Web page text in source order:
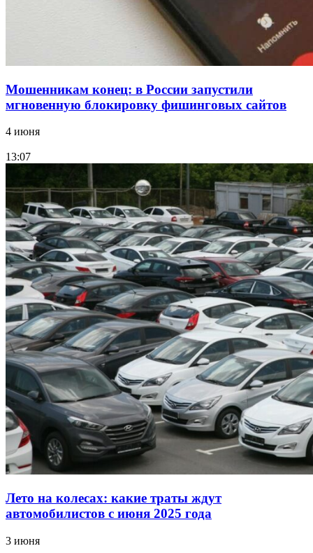
Мошенникам конец: в России запустили
мгновенную блокировку фишинговых сайтов
4 июня
13:07
Лето на колесах: какие траты ждут
автомобилистов с июня 2025 года
3 июня